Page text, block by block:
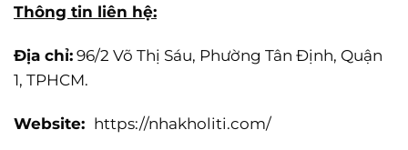
Thông tin liên hệ:
Địa chỉ:96/2 Võ Thị Sáu, Phường Tân Định, Quận
1, TPHCM.
Website: https://nhakholiti.com/